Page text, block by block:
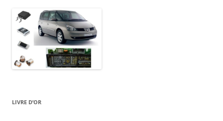
LIVRE D’OR